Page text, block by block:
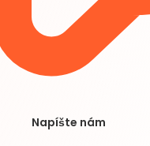
Napíšte nám